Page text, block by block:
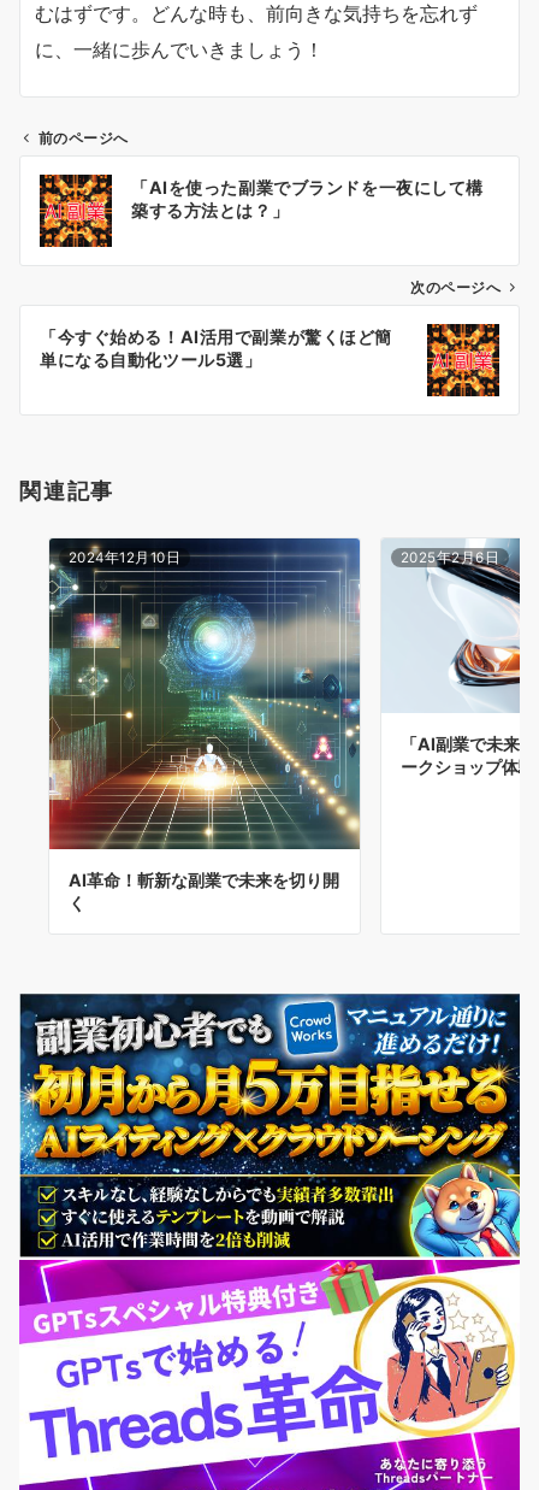
むはずです。どんな時も、前向きな気持ちを忘れず
に、一緒に歩んでいきましょう！
ビ
ン
前のページへ
「AIを使った副業でブランドを一夜にして構
築する方法とは？」
次のページへ
「今すぐ始める！AI活用で副業が驚くほど簡
単になる自動化ツール5選」
関連記事
2024年12月10日
AI革命！斬新な副業で未来を切り開
く
2025年2月6日
「AI副業で未来
ークショップ体